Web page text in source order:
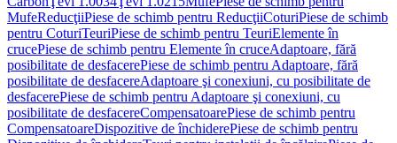
MufeReducţiiPiese de schimb pentru ReducţiiCoturiPiese de schimb
pentru CoturiTeuriPiese de schimb pentru TeuriElemente în
crucePiese de schimb pentru Elemente în cruceAdaptoare, fără
posibilitate de desfacerePiese de schimb pentru Adaptoare, fără
posibilitate de desfacereAdaptoare şi conexiuni, cu posibilitate de
desfacerePiese de schimb pentru Adaptoare şi conexiuni, cu
posibilitate de desfacereCompensatoarePiese de schimb pentru
CompensatoareDispozitive de închiderePiese de schimb pentru